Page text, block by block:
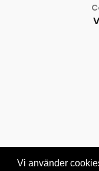
Vi använder